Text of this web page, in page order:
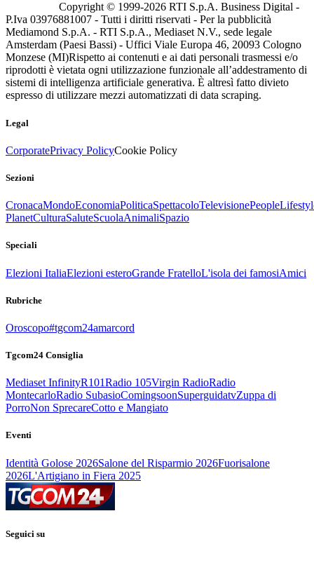
Copyright © 1999-2026 RTI S.p.A. Business Digital -
P.Iva 03976881007 - Tutti i diritti riservati - Per la pubblicità
Mediamond S.p.A. - RTI S.p.A., Mediaset N.V., sede legale
Amsterdam (Paesi Bassi) - Uffici Viale Europa 46, 20093 Cologno
Monzese (MI)Rispetto ai contenuti e ai dati personali trasmessi e/o
riprodotti è vietata ogni utilizzazione funzionale all’addestramento di
sistemi di intelligenza artificiale generativa. È altresì fatto divieto
espresso di utilizzare mezzi automatizzati di data scraping.
Legal
CorporatePrivacy PolicyCookie Policy
Sezioni
CronacaMondoEconomiaPoliticaSpettacoloTelevisionePeople
PlanetCulturaSaluteScuolaAnimaliSpazio
Speciali
Elezioni ItaliaElezioni esteroGrande FratelloL'isola dei famosiAmici
Rubriche
Oroscopo#tgcom24amarcord
Tgcom24 Consiglia
Mediaset InfinityR101Radio 105Virgin RadioRadio
MontecarloRadio SubasioComingsoonSuperguidatvZuppa di
PorroNon SprecareCotto e Mangiato
Eventi
Identità Golose 2026Salone del Risparmio 2026Fuorisalone
2026L'Artigiano in Fiera 2025
Seguici su